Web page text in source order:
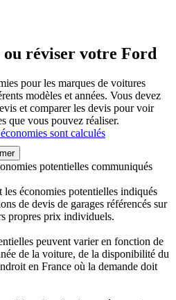
réviser votre Ford
pour les marques de voitures
modèles et années. Vous devez
et comparer les devis pour voir
que vous pouvez réaliser.
sont calculés
potentielles communiqués
économies potentielles indiqués
de devis de garages référencés sur
propres prix individuels.
peuvent varier en fonction de
de la voiture, de la disponibilité du
en France où la demande doit